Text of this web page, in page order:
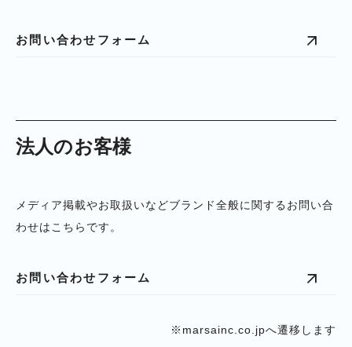
お問い合わせフォーム
法人のお客様
メディア掲載やお取扱いなどブランド全般に関するお問い合
わせはこちらです。
お問い合わせフォーム
※marsainc.co.jpへ遷移します